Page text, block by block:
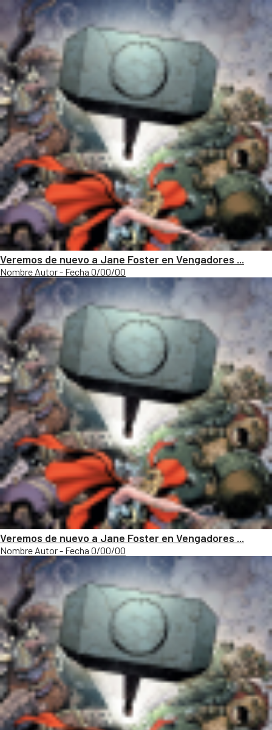
Veremos de nuevo a Jane Foster en Vengadores ...
Nombre Autor - Fecha 0/00/00
Veremos de nuevo a Jane Foster en Vengadores ...
Nombre Autor - Fecha 0/00/00